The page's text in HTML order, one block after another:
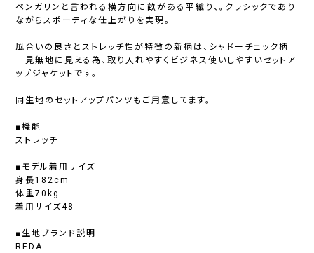
ベンガリンと言われる横方向に畝がある平織り、。クラシックであり
ながらスポーティな仕上がりを実現。
風合いの良さとストレッチ性が特徴の新柄は、シャドーチェック柄
一見無地に見える為、取り入れやすくビジネス使いしやすいセットア
ップジャケットです。
同生地のセットアップパンツもご用意してます。
■機能
ストレッチ
■モデル着用サイズ
身長182cm
体重70kg
着用サイズ48
■生地ブランド説明
REDA